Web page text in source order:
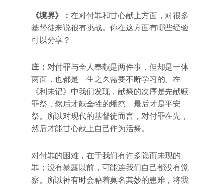
《境界》： 在对付罪和甘心献上方面，对很多
基督徒来说很有挑战。你在这方面有哪些经验
可以分享？
庄： 对付罪与全人奉献是两件事，但却是一体
两面，也都是一生之久需要不断学习的。在
《利未记》中我们发现，献祭的次序是先献赎
罪祭，然后才献全牲的燔祭，最后才是平安
祭。所以对现代的基督徒而言，对付罪在先，
然后才能甘心献上自己作为活祭。
对付罪的困难，在于我们有许多隐而未现的
罪；没有暴露以前，可能连我们自己都没有觉
察。所以神有时会藉着莫名其妙的患难，将我